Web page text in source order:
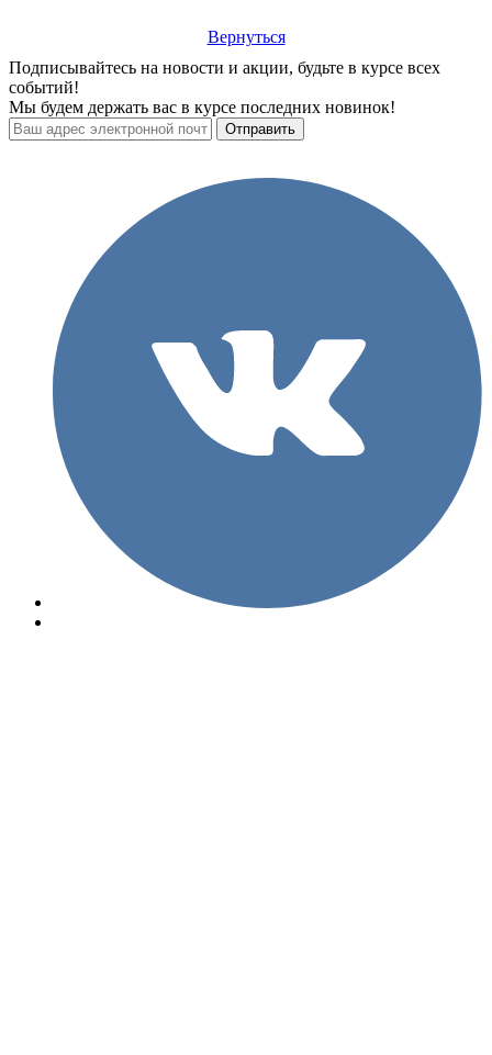
Вернуться
Подписывайтесь на новости и акции, будьте в курсе всех
событий!
Мы будем держать вас в курсе последних новинок!